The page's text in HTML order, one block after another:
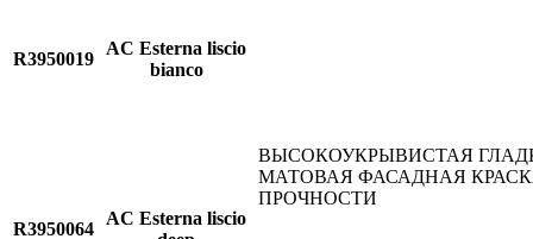
ВЫСОКОУКРЫВИСТАЯ
МАТОВАЯ ФАСАДНАЯ
ПРОЧНОСТИ
R3950019
AC Esterna liscio
bianco
R3950064
AC Esterna liscio